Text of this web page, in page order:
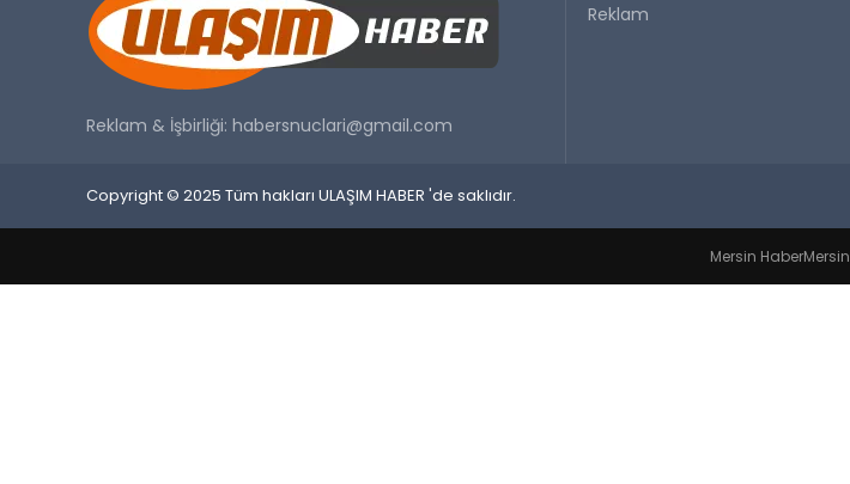
Reklam & İşbirliği: habersnuclari@gmail.com
Reklam
Copyright © 2025 Tüm hakları ULAŞIM HABER 'de saklıdır.
Mersin Haber